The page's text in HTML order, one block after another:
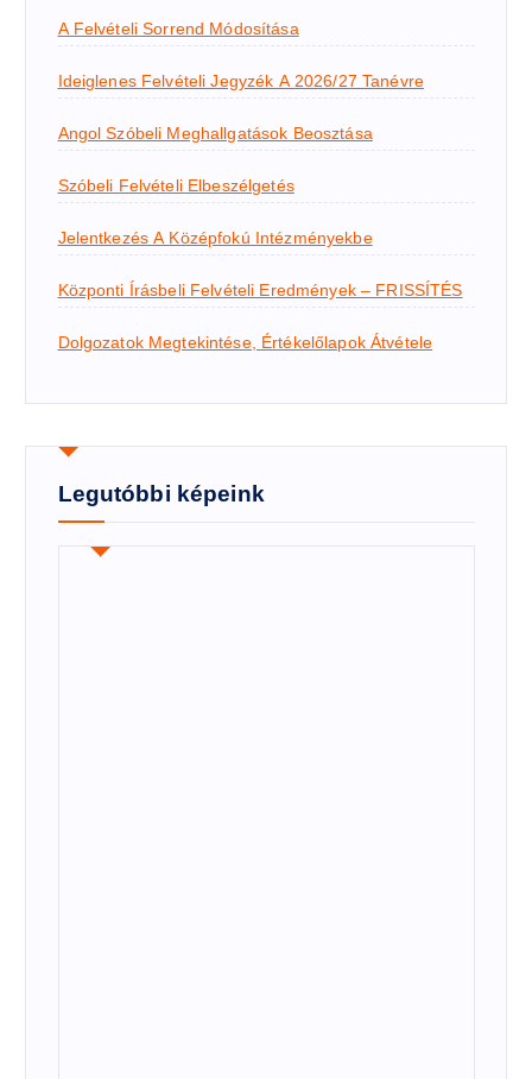
A Felvételi Sorrend Módosítása
Ideiglenes Felvételi Jegyzék A 2026/27 Tanévre
Angol Szóbeli Meghallgatások Beosztása
Szóbeli Felvételi Elbeszélgetés
Jelentkezés A Középfokú Intézményekbe
Központi Írásbeli Felvételi Eredmények – FRISSÍTÉS
Dolgozatok Megtekintése, Értékelőlapok Átvétele
Legutóbbi képeink